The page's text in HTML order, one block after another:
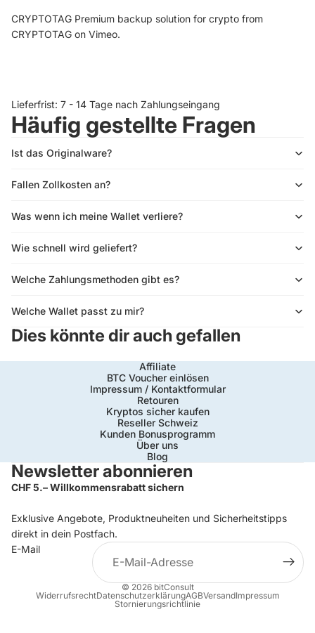
CRYPTOTAG Premium backup solution for crypto from
CRYPTOTAG on Vimeo.
Lieferfrist: 7 - 14 Tage nach Zahlungseingang
Häufig gestellte Fragen
Ist das Originalware?
Fallen Zollkosten an?
Was wenn ich meine Wallet verliere?
Wie schnell wird geliefert?
Welche Zahlungsmethoden gibt es?
Welche Wallet passt zu mir?
Dies könnte dir auch gefallen
Affiliate
BTC Voucher einlösen
Impressum / Kontaktformular
Retouren
Kryptos sicher kaufen
Reseller Schweiz
Kunden Bonusprogramm
Über uns
Blog
Newsletter abonnieren
CHF 5.– Willkommensrabatt sichern
Exklusive Angebote, Produktneuheiten und Sicherheitstipps
direkt in dein Postfach.
E-Mail
© 2026 bitConsult
WiderrufsrechtDatenschutzerklärungAGBVersandImpressum
Stornierungsrichtlinie